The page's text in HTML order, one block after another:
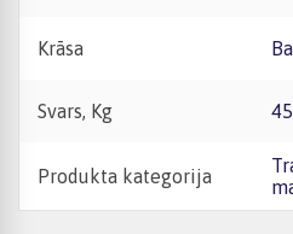
Krāsa
Svars, Kg 45
Produkta kategorija
Trauku mazgājamās